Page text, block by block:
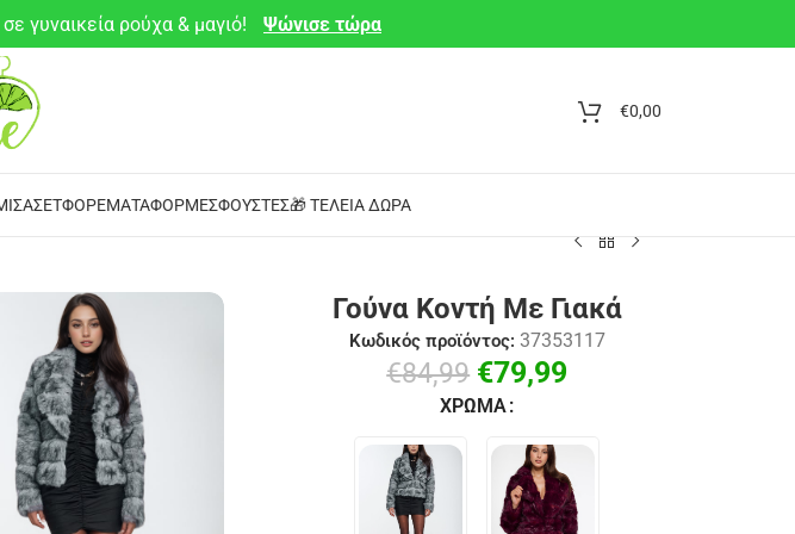
γυναικεία ρούχα & μαγιό! Ψώνισε τώρα
€0,00
ΣΕΤΦΟΡΈΜΑΤΑΦΌΡΜΕΣΦΟΎΣΤΕΣ🎁 ΤΈΛΕΙΑ ΔΏΡΑ
Γούνα Κοντή Με Γιακά
Κωδικός προϊόντος: 37353117
€84,99 €79,99
ΧΡΏΜΑ